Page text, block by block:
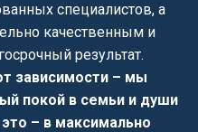
специалистов, а
качественным и
результат.
зависимости – мы
покой в семьи и души
– в максимально